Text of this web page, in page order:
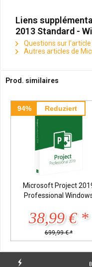
Liens
2013 Standard -
Questions sur l'article
Autres articles de
Prod. similaires
94% Reduziert
Microsoft Project
Professional
38,99 € *
699,99 € *